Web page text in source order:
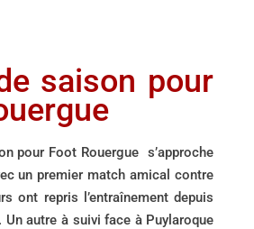
saison pour
pour Foot Rouergue s’approche
un premier match amical contre
ont repris l’entraînement depuis
Un autre à suivi face à Puylaroque